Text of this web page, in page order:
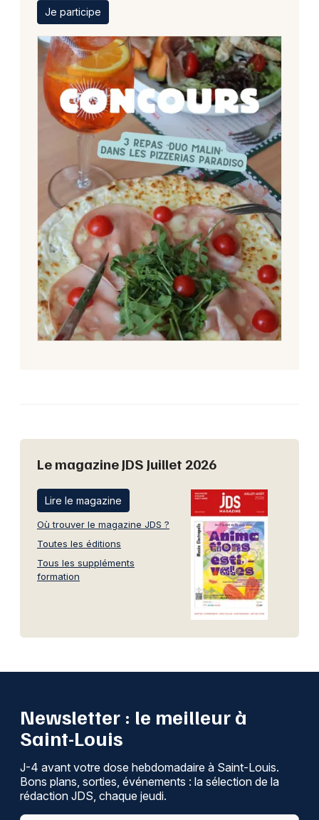
Je participe
Le magazine JDS Juillet 2026
Lire le magazine
Où trouver le magazine JDS ?
Toutes les éditions
Tous les suppléments
formation
Newsletter : le meilleur à
Saint-Louis
J-4 avant votre dose hebdomadaire à Saint-Louis.
Bons plans, sorties, événements : la sélection de la
rédaction JDS, chaque jeudi.